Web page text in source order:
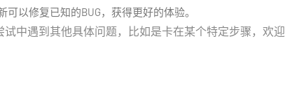
以修复已知的BUG，获得更好的体验。
中遇到其他具体问题，比如是卡在某个特定步骤，欢迎